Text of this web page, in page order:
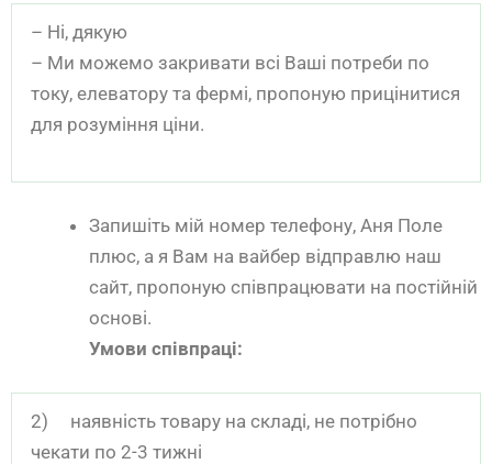
– Ні, дякую
– Ми можемо закривати всі Ваші потреби по
току, елеватору та фермі, пропоную прицінитися
для розуміння ціни.
Запишіть мій номер телефону, Аня Поле
плюс, а я Вам на вайбер відправлю наш
сайт, пропоную співпрацювати на постійній
основі.
Умови співпраці:
2) наявність товару на складі, не потрібно
чекати по 2-3 тижні